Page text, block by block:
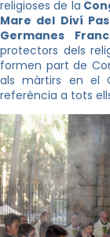
religioses de la
Mare del Diví
Germanes
protectors dels
formen part de
als màrtirs en el
referència a tots